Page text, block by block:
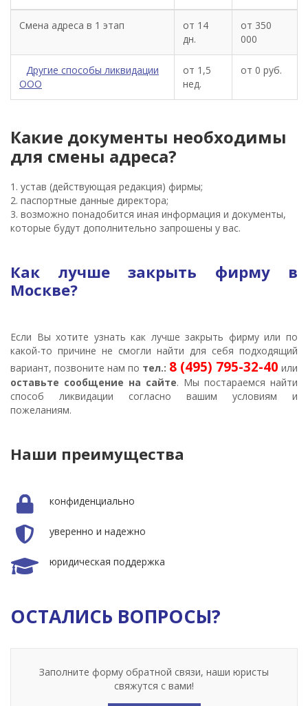
Смена адреса в 1 этап
от 14
дн.
от 350
000
Другие способы ликвидации
ООО
от 1,5
нед.
от 0 руб.
Какие документы необходимы
для смены адреса?
1. устав (действующая редакция) фирмы;
2. паспортные данные директора;
3. возможно понадобится иная информация и документы,
которые будут дополнительно запрошены у вас.
Как лучше закрыть фирму в
Москве?
Если Вы хотите узнать как лучше закрыть фирму или по
какой-то причине не смогли найти для себя подходящий
вариант, позвоните нам по тел.: 8 (495) 795-32-40 или
оставьте сообщение на сайте. Мы постараемся найти
способ ликвидации согласно вашим условиям и
пожеланиям.
Наши преимущества
конфиденциально
уверенно и надежно
юридическая поддержка
ОСТАЛИСЬ ВОПРОСЫ?
Заполните форму обратной связи, наши юристы
свяжутся с вами!